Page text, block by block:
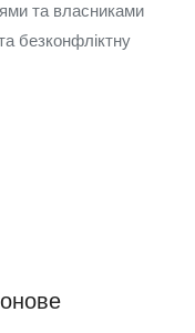
та власниками
безконфліктну